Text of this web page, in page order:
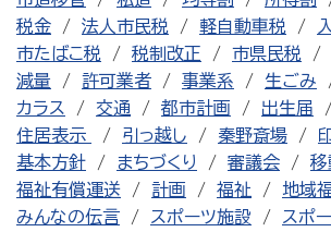
税金
法人市民税 軽自動車税
市たばこ税
税制改正 市県民税
減量
許可業者 事業系 生ごみ
カラス
交通 都市計画 出生届
住居表示
引っ越し 秦野斎場
基本方針
まちづくり 審議会
移
福祉有償運送
計画 福祉
地域
みんなの伝言
スポーツ施設
スポ